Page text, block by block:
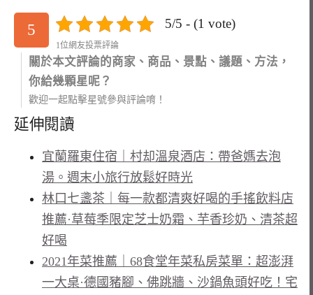
5 5/5 - (1 vote)
1位網友投票評論
關於本文評論的商家、商品、景點、議題、方法，
你給幾顆星呢？
歡迎一起點擊星號參與評論唷！
延伸閱讀
宜蘭羅東住宿｜村却溫泉酒店：帶爸媽去泡
湯。週末小旅行放鬆好時光
林口七盞茶｜每一款都清爽好喝的手搖飲料店
推薦·草莓季限定芝士奶霜、芋香珍奶、清茶超
好喝
2021年菜推薦｜68食堂年菜私房菜單：超澎湃
一大桌·德國豬腳、佛跳牆、沙鍋魚頭好吃！宅